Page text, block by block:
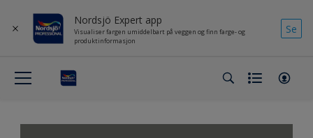
Nordsjö Expert app
Visualiser fargen umiddelbart på veggen og finn farge- og
produktinformasjon
Se